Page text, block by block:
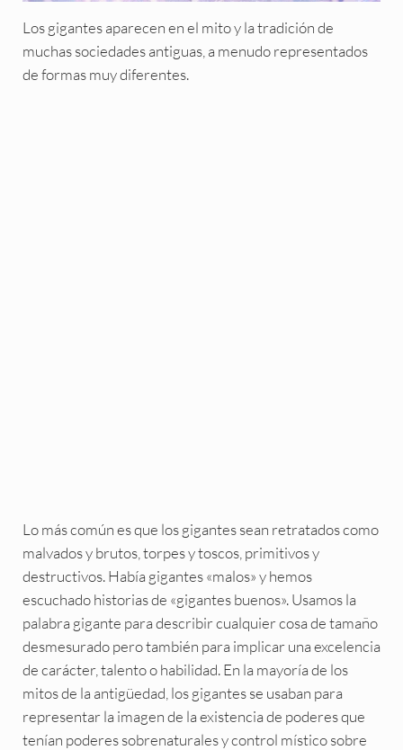
Los gigantes aparecen en el mito y la tradición de
muchas sociedades antiguas, a menudo representados
de formas muy diferentes.
Lo más común es que los gigantes sean retratados como
malvados y brutos, torpes y toscos, primitivos y
destructivos. Había gigantes «malos» y hemos
escuchado historias de «gigantes buenos». Usamos la
palabra gigante para describir cualquier cosa de tamaño
desmesurado pero también para implicar una excelencia
de carácter, talento o habilidad. En la mayoría de los
mitos de la antigüedad, los gigantes se usaban para
representar la imagen de la existencia de poderes que
tenían poderes sobrenaturales y control místico sobre